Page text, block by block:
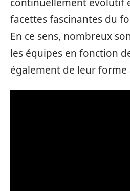
facettes fascinantes du
En ce sens, nombreux
les équipes en fonction
également de leur forme